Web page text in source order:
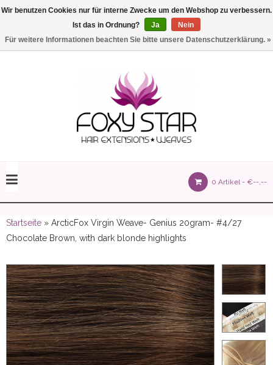
Einstellungen
0 Artikel - €--,--
150 gram)
made
20 inch | Luxe & Natuurlijk Volume
Startseite » ArcticFox Virgin Weave- Genius 20gram- #4/27
Chocolate Brown, with dark blonde highlights
Wir benutzen Cookies nur für interne Zwecke um den Webshop zu verbessern.
Ist das in Ordnung?
Ja
Nein
Für weitere Informationen beachten Sie bitte unsere Datenschutzerklärung. »